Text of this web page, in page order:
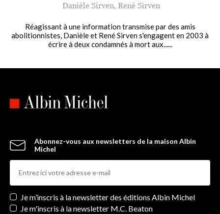
Danièle Sirven, René Sirven
Réagissant à une information transmise par des amis
abolitionnistes, Danièle et René Sirven s'engagent en 2003 à
écrire à deux condamnés à mort aux......
Abonnez-vous aux newsletters de la maison Albin
Michel
Newsletters
Je m’inscris à la newsletter des éditions Albin Michel
Je m'inscris à la newsletter M.C. Beaton